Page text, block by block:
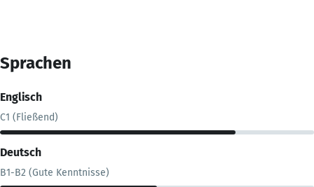
Sprachen
Englisch
C1 (Fließend)
Deutsch
B1-B2 (Gute Kenntnisse)